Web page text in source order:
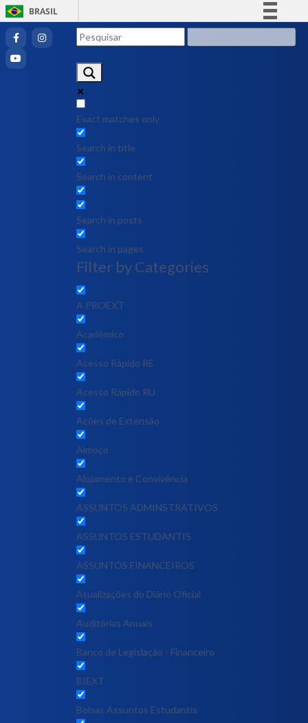
BRASIL
Exact matches only
Search in title
Search in content
Search in posts
Search in pages
Filter by Categories
A PROEXT
Acadêmico
Acesso Rápido RE
Acesso Rápido RU
Ações de Extensão
Almoço
Alojamento e Convivência
ASSUNTOS ADMINSTRATIVOS
ASSUNTOS ESTUDANTIS
ASSUNTOS FINANCEIROS
Atualizações do Diário Oficial
Auditórias Anuais
Banco de Legislação - Financeiro
BIEXT
Bolsas Assuntos Estudantis